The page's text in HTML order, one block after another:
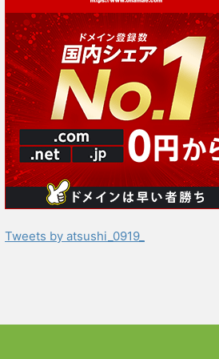
Tweets by atsushi_0919_